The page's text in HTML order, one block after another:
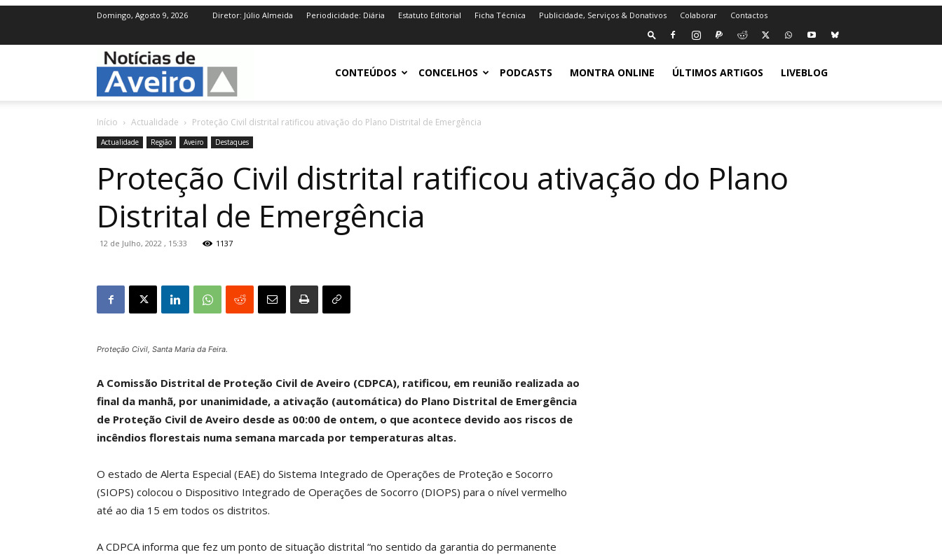
Domingo, Agosto 9, 2026 Diretor: Júlio Almeida Periodicidade: Diária Estatuto Editorial Ficha Técnica Publicidade, Serviços & Donativos Colaborar Contactos
NotíciasdeAveiro.ptCONTEÚDOS CONCELHOS PODCASTS MONTRA ONLINE ÚLTIMOS ARTIGOS LIVEBLOG
Início Actualidade Proteção Civil distrital ratificou ativação do Plano Distrital de Emergência
Actualidade Região Aveiro Destaques
Proteção Civil distrital ratificou ativação do Plano
Distrital de Emergência
12 de Julho, 2022 , 15:33 1137
Proteção Civil, Santa Maria da Feira.
A Comissão Distrital de Proteção Civil de Aveiro (CDPCA), ratificou, em reunião realizada ao
final da manhã, por unanimidade, a ativação (automática) do Plano Distrital de Emergência
de Proteção Civil de Aveiro desde as 00:00 de ontem, o que acontece devido aos riscos de
incêndios florestais numa semana marcada por temperaturas altas.
O estado de Alerta Especial (EAE) do Sistema Integrado de Operações de Proteção e Socorro
(SIOPS) colocou o Dispositivo Integrado de Operações de Socorro (DIOPS) para o nível vermelho
até ao dia 15 em todos os distritos.
A CDPCA informa que fez um ponto de situação distrital “no sentido da garantia do permanente